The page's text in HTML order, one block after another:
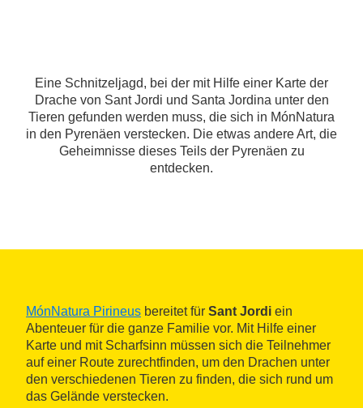
Eine Schnitzeljagd, bei der mit Hilfe einer Karte der
Drache von Sant Jordi und Santa Jordina unter den
Tieren gefunden werden muss, die sich in MónNatura
in den Pyrenäen verstecken. Die etwas andere Art, die
Geheimnisse dieses Teils der Pyrenäen zu
entdecken.
MónNatura Pirineus bereitet für Sant Jordi ein
Abenteuer für die ganze Familie vor. Mit Hilfe einer
Karte und mit Scharfsinn müssen sich die Teilnehmer
auf einer Route zurechtfinden, um den Drachen unter
den verschiedenen Tieren zu finden, die sich rund um
das Gelände verstecken.